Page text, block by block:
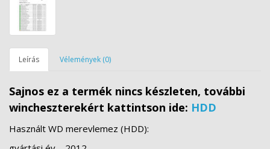
Leírás Vélemények (0)
Sajnos ez a termék nincs készleten, további
wincheszterekért kattintson ide: HDD
Használt WD merevlemez (HDD):